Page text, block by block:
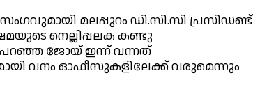
മലപ്പുറം ഡി.സി.സി പ്രസിഡണ്ട്
നെല്ലിപ്പലക കണ്ടു
പറഞ്ഞ ജോയ് ഇന്ന് വന്നത്
വനം ഓഫീസുകളിലേക്ക് വരുമെന്നും